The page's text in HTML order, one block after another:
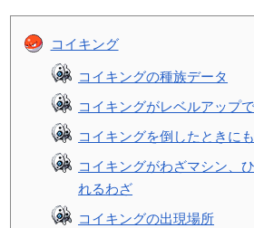
コイキング
コイキングの種族データ
コイキングがレベルアップ
コイキングを倒したときに
コイキングがわざマシン、
れるわざ
コイキングの出現場所